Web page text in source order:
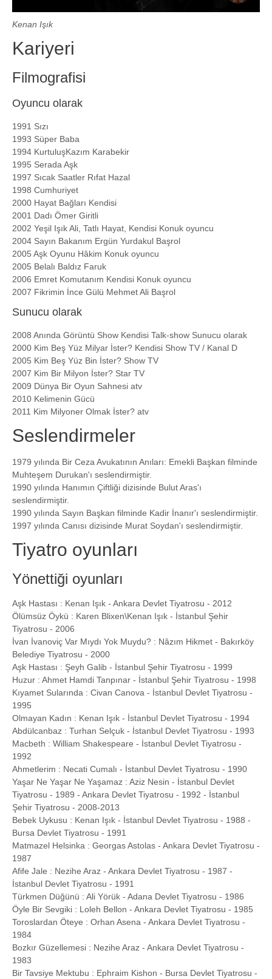
Kenan Işık
Kariyeri
Filmografisi
Oyuncu olarak
1991 Sızı
1993 Süper Baba
1994 KurtuluşKazım Karabekir
1995 Serada Aşk
1997 Sıcak Saatler Rıfat Hazal
1998 Cumhuriyet
2000 Hayat Bağları Kendisi
2001 Dadı Ömer Giritli
2002 Yeşil Işık Ali, Tatlı Hayat, Kendisi Konuk oyuncu
2004 Sayın Bakanım Ergün Yurdakul Başrol
2005 Aşk Oyunu Hâkim Konuk oyuncu
2005 Belalı Baldız Faruk
2006 Emret Komutanım Kendisi Konuk oyuncu
2007 Fikrimin İnce Gülü Mehmet Ali Başrol
Sunucu olarak
2008 Anında Görüntü Show Kendisi Talk-show Sunucu olarak
2000 Kim Beş Yüz Milyar İster? Kendisi Show TV / Kanal D
2005 Kim Beş Yüz Bin İster? Show TV
2007 Kim Bir Milyon İster? Star TV
2009 Dünya Bir Oyun Sahnesi atv
2010 Kelimenin Gücü
2011 Kim Milyoner Olmak İster? atv
Seslendirmeler
1979 yılında Bir Ceza Avukatının Anıları: Emekli Başkan filminde
Muhteşem Durukan'ı seslendirmiştir.
1990 yılında Hanımın Çiftliği dizisinde Bulut Aras'ı
seslendirmiştir.
1990 yılında Sayın Başkan filminde Kadir İnanır'ı seslendirmiştir.
1997 yılında Canısı dizisinde Murat Soydan'ı seslendirmiştir.
Tiyatro oyunları
Yönettiği oyunları
Aşk Hastası : Kenan Işık - Ankara Devlet Tiyatrosu - 2012
Ölümsüz Öykü : Karen Blixen\Kenan Işık - İstanbul Şehir
Tiyatrosu - 2006
İvan İvanoviç Var Mıydı Yok Muydu? : Nâzım Hikmet - Bakırköy
Belediye Tiyatrosu - 2000
Aşk Hastası : Şeyh Galib - İstanbul Şehir Tiyatrosu - 1999
Huzur : Ahmet Hamdi Tanpınar - İstanbul Şehir Tiyatrosu - 1998
Kıyamet Sularında : Civan Canova - İstanbul Devlet Tiyatrosu -
1995
Olmayan Kadın : Kenan Işık - İstanbul Devlet Tiyatrosu - 1994
Abdülcanbaz : Turhan Selçuk - İstanbul Devlet Tiyatrosu - 1993
Macbeth : William Shakespeare - İstanbul Devlet Tiyatrosu -
1992
Ahmetlerim : Necati Cumalı - İstanbul Devlet Tiyatrosu - 1990
Yaşar Ne Yaşar Ne Yaşamaz : Aziz Nesin - İstanbul Devlet
Tiyatrosu - 1989 - Ankara Devlet Tiyatrosu - 1992 - İstanbul
Şehir Tiyatrosu - 2008-2013
Bebek Uykusu : Kenan Işık - İstanbul Devlet Tiyatrosu - 1988 -
Bursa Devlet Tiyatrosu - 1991
Matmazel Helsinka : Georgas Astolas - Ankara Devlet Tiyatrosu -
1987
Afife Jale : Nezihe Araz - Ankara Devlet Tiyatrosu - 1987 -
İstanbul Devlet Tiyatrosu - 1991
Türkmen Düğünü : Ali Yörük - Adana Devlet Tiyatrosu - 1986
Öyle Bir Sevgiki : Loleh Bellon - Ankara Devlet Tiyatrosu - 1985
Toroslardan Öteye : Orhan Asena - Ankara Devlet Tiyatrosu -
1984
Bozkır Güzellemesi : Nezihe Araz - Ankara Devlet Tiyatrosu -
1983
Bir Tavsiye Mektubu : Ephraim Kishon - Bursa Devlet Tiyatrosu -